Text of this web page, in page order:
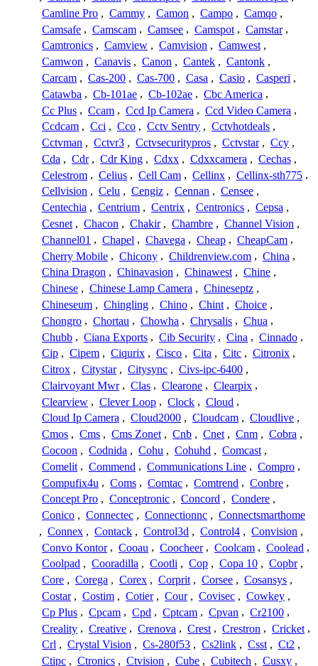
Camline Pro , Cammy , Camon , Campo , Camqo ,
Camsafe , Camscam , Camsee , Camspot , Camstar ,
Camtronics , Camview , Camvision , Camwest ,
Camwon , Canavis , Canon , Cantek , Cantonk ,
Carcam , Cas-200 , Cas-700 , Casa , Casio , Casperi ,
Catawba , Cb-101ae , Cb-102ae , Cbc America ,
Cc Plus , Ccam , Ccd Ip Camera , Ccd Video Camera ,
Ccdcam , Cci , Cco , Cctv Sentry , Cctvhotdeals ,
Cctvman , Cctvr3 , Cctvsecuritypros , Cctvstar , Ccy ,
Cda , Cdr , Cdr King , Cdxx , Cdxxcamera , Cechas ,
Celestrom , Celius , Cell Cam , Cellinx , Cellinx-sth775 ,
Cellvision , Celu , Cengiz , Cennan , Censee ,
Centechia , Centrium , Centrix , Centronics , Cepsa ,
Cesnet , Chacon , Chakir , Chambre , Channel Vision ,
Channel01 , Chapel , Chavega , Cheap , CheapCam ,
Cherry Mobile , Chicony , Childrenview.com , China ,
China Dragon , Chinavasion , Chinawest , Chine ,
Chinese , Chinese Lamp Camera , Chineseptz ,
Chineseum , Chingling , Chino , Chint , Choice ,
Chongro , Chortau , Chowha , Chrysalis , Chua ,
Chubb , Ciana Exports , Cib Security , Cina , Cinnado ,
Cip , Cipem , Ciqurix , Cisco , Cita , Citc , Citronix ,
Citrox , Citystar , Citysync , Civs-ipc-6400 ,
Clairvoyant Mwr , Clas , Clearone , Clearpix ,
Clearview , Clever Loop , Clock , Cloud ,
Cloud Ip Camera , Cloud2000 , Cloudcam , Cloudlive ,
Cmos , Cms , Cms Zonet , Cnb , Cnet , Cnm , Cobra ,
Cocoon , Codnida , Cohu , Cohuhd , Comcast ,
Comelit , Commend , Communications Line , Compro ,
Compufix4u , Coms , Comtac , Comtrend , Conbre ,
Concept Pro , Conceptronic , Concord , Condere ,
Conico , Connectec , Connectionnc , Connectsmarthome
, Connex , Contack , Control3d , Control4 , Convision ,
Convo Kontor , Cooau , Coocheer , Coolcam , Coolead ,
Coolpad , Cooradilla , Cootli , Cop , Copa 10 , Copbr ,
Core , Corega , Corex , Corprit , Corsee , Cosansys ,
Costar , Costim , Cotier , Cour , Covisec , Cowkey ,
Cp Plus , Cpcam , Cpd , Cptcam , Cpvan , Cr2100 ,
Creality , Creative , Crenova , Crest , Crestron , Cricket ,
Crl , Crystal Vision , Cs-280f53 , Cs2link , Csst , Ct2 ,
Ctipc , Ctronics , Ctvision , Cube , Cubitech , Cusxy ,